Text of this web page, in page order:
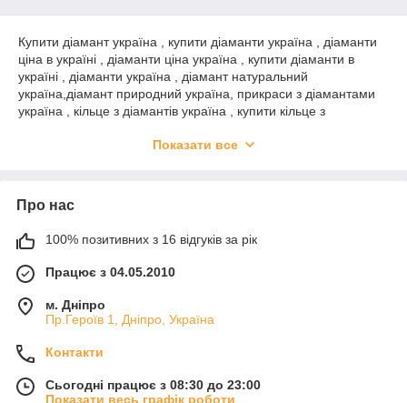
Купити діамант україна , купити діаманти україна , діаманти
ціна в україні , діаманти ціна україна , купити діаманти в
україні , діаманти україна , діамант натуральний
україна,діамант природний україна, прикраси з діамантами
україна , кільце з діамантів україна , купити кільце з
купити перстень з діамантами україна ,купити браслет з
Показати все
Про нас
100% позитивних з 16 відгуків за рік
Працює з 04.05.2010
м. Дніпро
Пр.Героїв 1, Дніпро, Україна
Контакти
Сьогодні працює з 08:30 до 23:00
Показати весь графік роботи